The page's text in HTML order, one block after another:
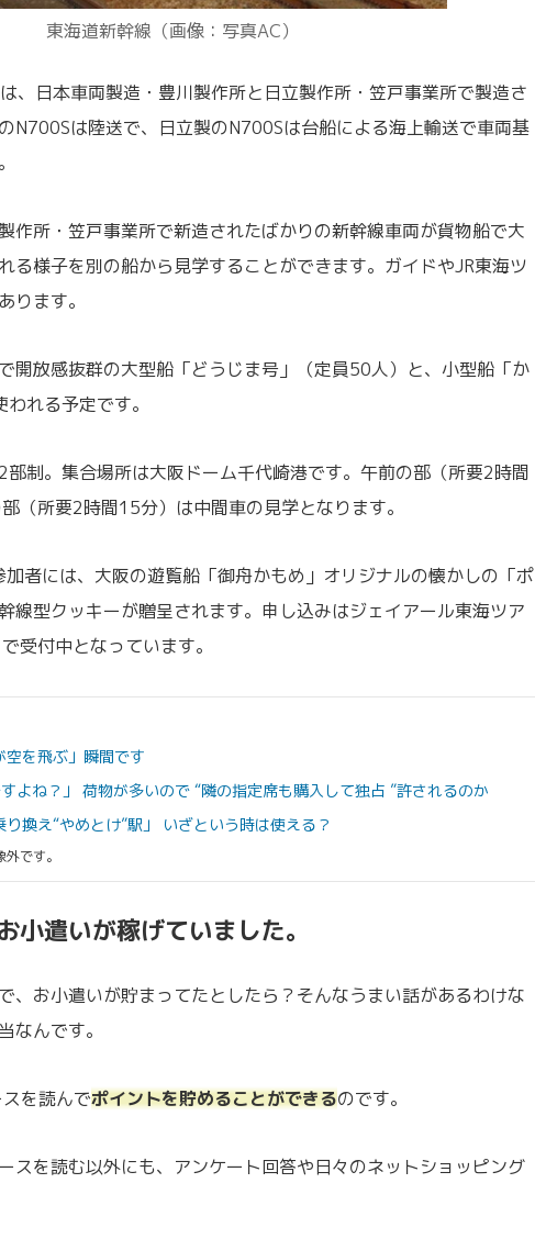
東海道新幹線（画像：写真AC）
、日本車両製造・豊川製作所と日立製作所・笠戸事業所で製造さ
N700Sは陸送で、日立製のN700Sは台船による海上輸送で車両基
作所・笠戸事業所で新造されたばかりの新幹線車両が貨物船で大
る様子を別の船から見学することができます。ガイドやJR東海ツ
ります。
開放感抜群の大型船「どうじま号」（定員50人）と、小型船「か
れる予定です。
制。集合場所は大阪ドーム千代崎港です。午前の部（所要2時間
（所要2時間15分）は中間車の見学となります。
者には、大阪の遊覧船「御舟かもめ」オリジナルの懐かしの「ポ
線型クッキーが贈呈されます。申し込みはジェイアール東海ツア
受付中となっています。
空を飛ぶ」瞬間です
よね？」 荷物が多いので “隣の指定席も購入して独占 ”許されるのか
換え“やめとけ”駅」 いざという時は使える？
です。
小遣いが稼げていました。
、お小遣いが貯まってたとしたら？そんなうまい話があるわけな
なんです。
を読んでポイントを貯めることができるのです。
スを読む以外にも、アンケート回答や日々のネットショッピング